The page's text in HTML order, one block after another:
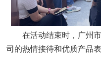
在活动结束时，广州
司的热情接待和优质产品